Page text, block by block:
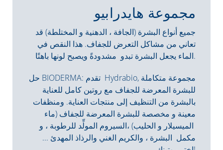
مجموعة هايدرابيو
جميع أنواع البشرة (الجافة ، الدهنية و المختلطة) قد
تعاني من مشاكل التعرض للجفاف. هذا النقص في
الماء يجعل البشرة تبدو مشدودةً ويصبح لونها باهتًا.
حل BIODERMA: تقدم Hydrabio, مجموعة متكاملة
للبشرة المعرضة للجفاف مع روتين كامل للعناية
بالبشرة من التنظيف إلى منتجات العناية. ومنظفات
معينة و مخصصة للبشرة المعرضة للجفاف (ماء
الميسيلار و الحليب) ،السيروم المولِّد للرطوبة ، و
مكمل البشرة ، والكريم الغني والرذاذ المهدئ ...